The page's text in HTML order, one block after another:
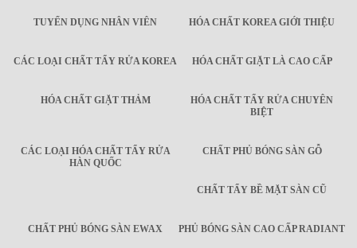
TUYỂN DỤNG NHÂN VIÊN HÓA CHẤT KOREA GIỚI THIỆU
CÁC LOẠI CHẤT TẨY RỬA KOREA HÓA CHẤT GIẶT LÀ CAO CẤP
HÓA CHẤT GIẶT THẢM
HÓA CHẤT TẨY RỬA CHUYÊN
BIỆT
CÁC LOẠI HÓA CHẤT TẨY RỬA
HÀN QUỐC
CHẤT PHỦ BÓNG SÀN GỖ
CHẤT TẨY BỀ MẶT SÀN CŨ
CHẤT PHỦ BÓNG SÀN EWAX PHỦ BÓNG SÀN CAO CẤP RADIANT